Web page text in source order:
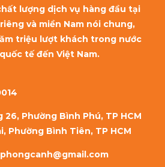
lượng dịch vụ hàng đầu tại
riêng và miền Nam nói chung,
triệu lượt khách trong nước
tế đến Việt Nam.
Phường Bình Phú, TP HCM
Phường Bình Tiên, TP HCM